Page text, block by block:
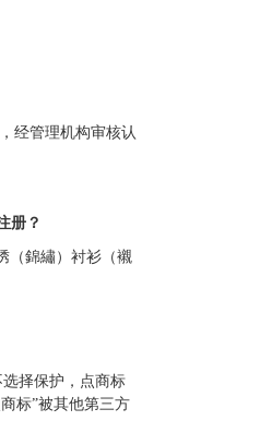
经管理机构审核认
册？
（錦繡）衬衫（襯
择保护，点商标
标”被其他第三方